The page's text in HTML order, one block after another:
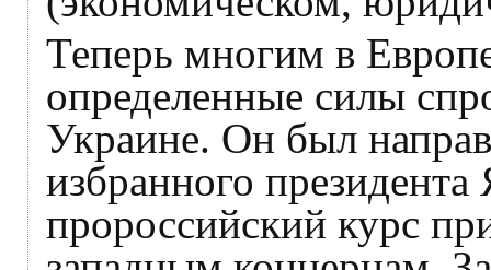
Теперь многим в
определенные силы
Украине. Он был
избранного
пророссийский курс